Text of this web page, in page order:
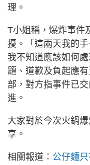
理。
T小姐稱，爆炸事件
擾。「這兩天我的
我不知道應該如何
題、道歉及負起應
部，對方指事件已
進。
大家對於今次火鍋
享。
相關報道： 公仔麵